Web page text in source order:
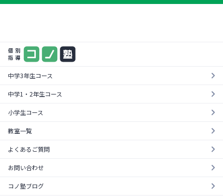
まずは気軽に一度お試し
¥0
中学3年生コース
中学1・2年生コース
小学生コース
教室一覧
よくあるご質問
お問い合わせ
コノ塾ブログ